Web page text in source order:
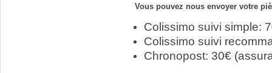
Vous pouvez nous envoyer votre
Colissimo suivi simple:
Colissimo suivi
Chronopost: 30€